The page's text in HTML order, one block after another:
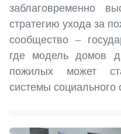
заблаговременно
стратегию ухода за
сообщество —
где модель домов
пожилых может
системы социального